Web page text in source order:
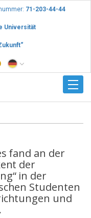
71-203-44-44
Universität
fand an der
der
in der
Studenten
und